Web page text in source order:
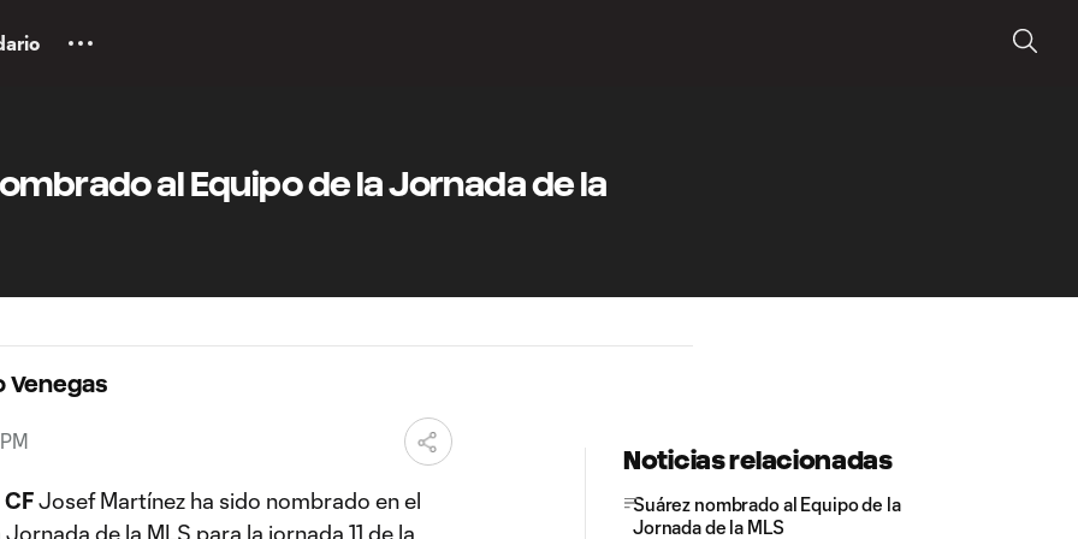
al Equipo de la Jornada de la
Venegas
Josef Martínez ha sido nombrado en el
de la MLS para la jornada 11 de la
Noticias relacionadas
Suárez nombrado al Equipo de la
Jornada de la MLS